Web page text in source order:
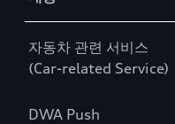
자동차 관련 서비스
(Car-related Service)
DWA Push